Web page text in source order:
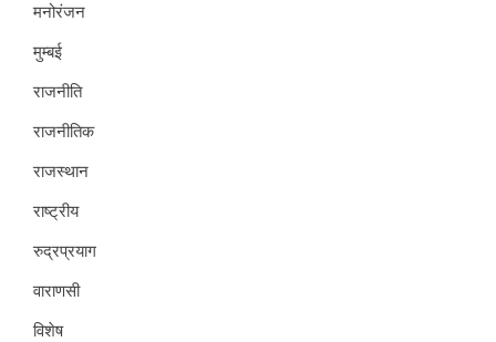
मनोरंजन
मुम्बई
राजनीति
राजनीतिक
राजस्थान
राष्ट्रीय
रुद्रप्रयाग
वाराणसी
विशेष